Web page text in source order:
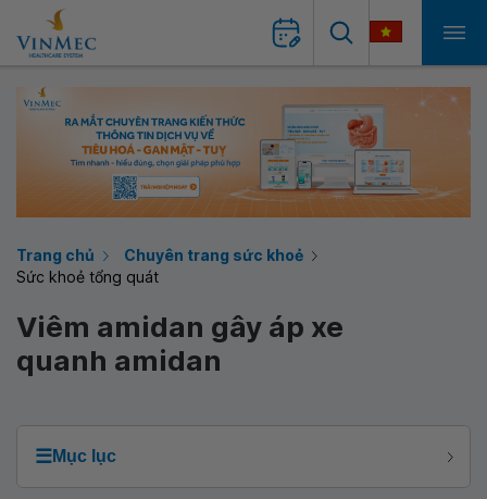
Trang chủ
Chuyên trang sức khoẻ
Sức khoẻ tổng quát
Viêm amidan gây áp xe
quanh amidan
☰Mục lục